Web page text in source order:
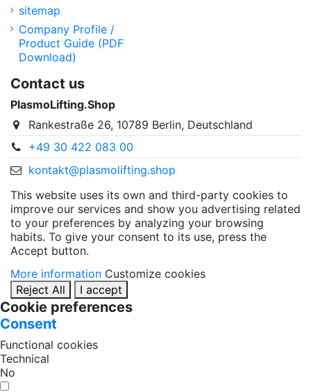
sitemap
Company Profile /
Product Guide (PDF
Download)
Contact us
PlasmoLifting.Shop
Rankestraße 26, 10789 Berlin, Deutschland
+49 30 422 083 00
kontakt@plasmolifting.shop
This website uses its own and third-party cookies to
improve our services and show you advertising related
to your preferences by analyzing your browsing
habits. To give your consent to its use, press the
Accept button.
More information Customize cookies
Reject All
I accept
Cookie preferences
Consent
Functional cookies
Technical
No